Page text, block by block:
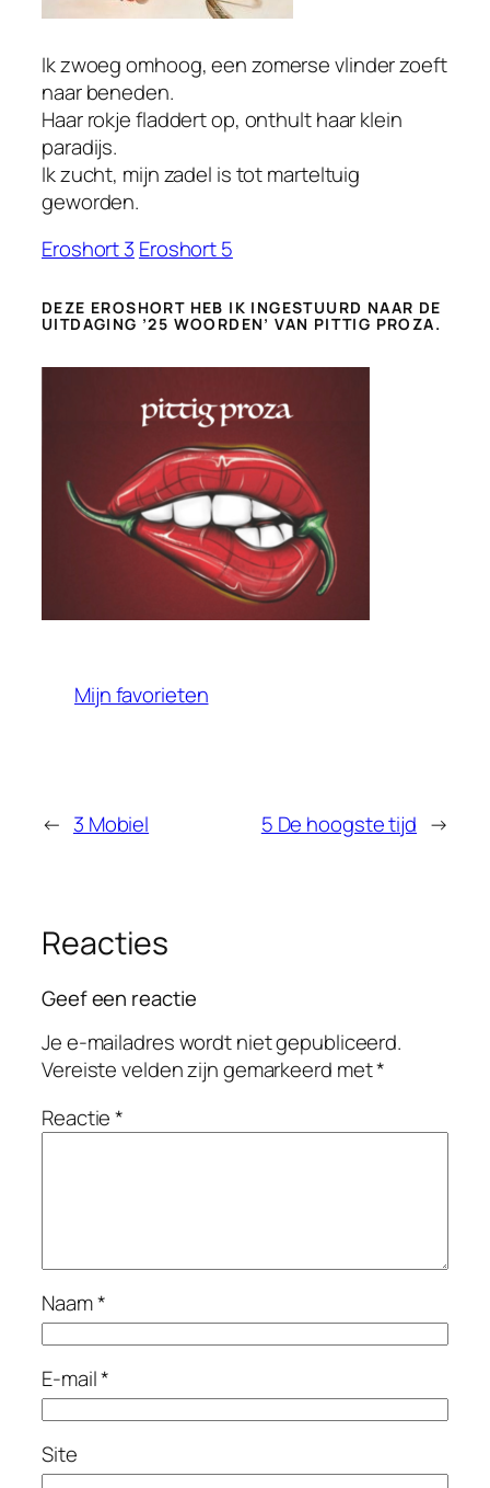
Ik zwoeg omhoog, een zomerse vlinder zoeft
naar beneden.
Haar rokje fladdert op, onthult haar klein
paradijs.
Ik zucht, mijn zadel is tot marteltuig
geworden.
Eroshort 3 Eroshort 5
DEZE EROSHORT HEB IK INGESTUURD NAAR DE
UITDAGING ’25 WOORDEN’ VAN PITTIG PROZA.
Mijn favorieten
← 3 Mobiel 5 De hoogste tijd →
Reacties
Geef een reactie
Je e-mailadres wordt niet gepubliceerd.
Vereiste velden zijn gemarkeerd met*
Reactie*
Naam*
E-mail*
Site